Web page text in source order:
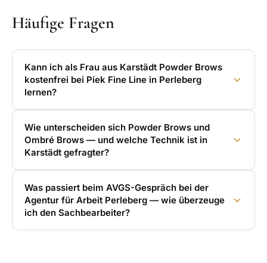
Häufige Fragen
Kann ich als Frau aus Karstädt Powder Brows
kostenfrei bei Piek Fine Line in Perleberg
lernen?
Wie unterscheiden sich Powder Brows und
Ombré Brows — und welche Technik ist in
Karstädt gefragter?
Was passiert beim AVGS-Gespräch bei der
Agentur für Arbeit Perleberg — wie überzeuge
ich den Sachbearbeiter?